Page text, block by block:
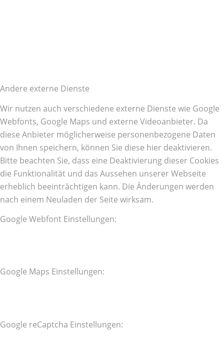
Andere externe Dienste
Wir nutzen auch verschiedene externe Dienste wie Google
Webfonts, Google Maps und externe Videoanbieter. Da
diese Anbieter möglicherweise personenbezogene Daten
von Ihnen speichern, können Sie diese hier deaktivieren.
Bitte beachten Sie, dass eine Deaktivierung dieser Cookies
die Funktionalität und das Aussehen unserer Webseite
erheblich beeinträchtigen kann. Die Änderungen werden
nach einem Neuladen der Seite wirksam.
Google Webfont Einstellungen:
Google Maps Einstellungen:
Google reCaptcha Einstellungen: